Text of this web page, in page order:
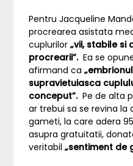
Pentru Jacqueline
procrearea asistata
cuplurilor„vii, stabile
procrearii”. Ea se
afirmand ca
supravietuiasca
conceput”.Pe de alta
ar trebui sa se revina
gameti, la care adera
asupra gratuitatii,
veritabil „sentiment de